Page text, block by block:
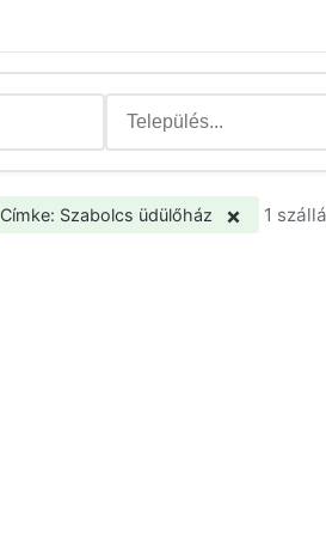
Címke: Szabolcs üdülőház × 1